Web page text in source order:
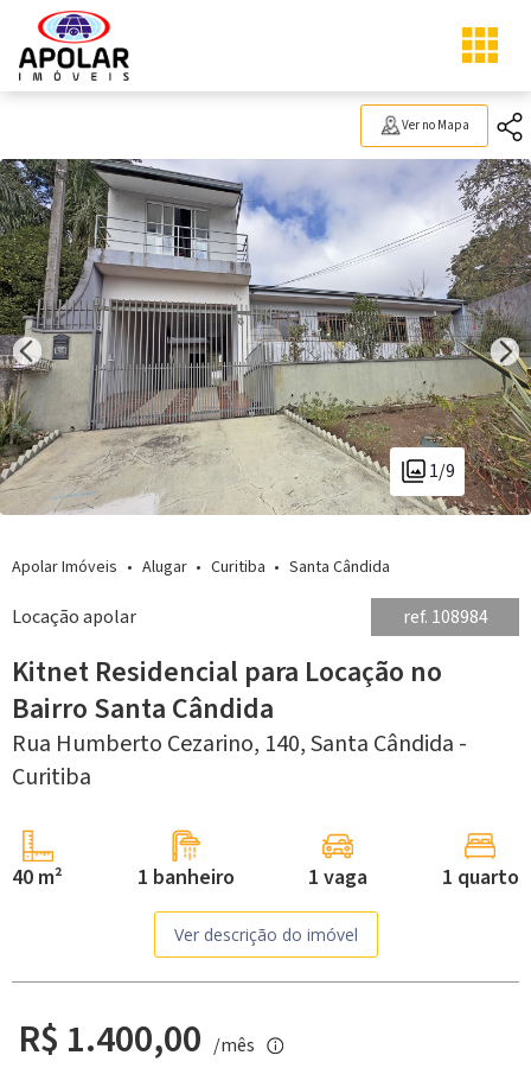
Ver no Mapa
1/9
Apolar Imóveis Alugar Curitiba Santa Cândida
Locação apolar ref. 108984
Kitnet Residencial para Locação no
Bairro Santa Cândida
Rua Humberto Cezarino, 140,Santa Cândida -
Curitiba
40 m² 1 banheiro 1 vaga 1 quarto
Ver descrição do imóvel
R$ 1.400,00 /mês